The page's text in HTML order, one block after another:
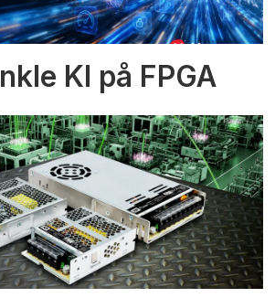
KI på FPGA